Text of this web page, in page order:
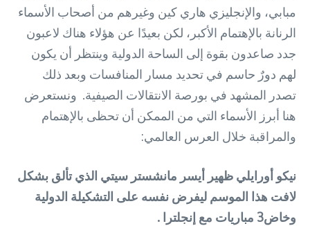
مبابي، والإنجليزي هاري كين وغيرهم من أصحاب الأسماء
الرنانة بالإهتمام الأكبر، لكن بعيدًا عن هؤلاء هناك لاعبون
جدد صاعدون بقوة إلى الساحة الدولية وينتظر أن يكون
لهم دورٌ حاسم في تحديد مسار المنافسات وبعد ذلك
تصدر المشهد في بورصة الانتقالات الصيفية. ونستعرض
هنا أبرز الأسماء التي من الممكن أن تحظى بالإهتمام
والمراقبة خلال العرس العالمي:
نيكو أورايلي ظهير أيسر مانشستر سيتي الذي تألق بشكل
لافت هذا الموسم ليفرض نفسه على التشكيلة الدولية
وخاض3 مباريات مع إنجلترا .